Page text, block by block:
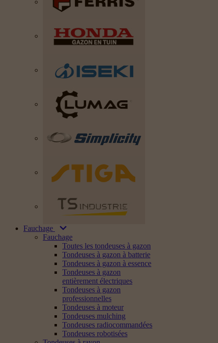
Fauchage
Fauchage
Toutes les tondeuses à gazon
Tondeuses à gazon à batterie
Tondeuses à gazon à essence
Tondeuses à gazon
entièrement électriques
Tondeuses à gazon
professionnelles
Tondeuses à moteur
Tondeuses mulching
Tondeuses radiocommandées
Tondeuses robotisées